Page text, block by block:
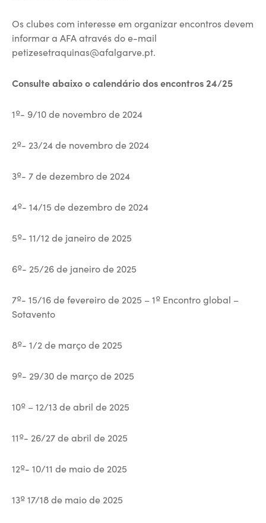
Os clubes com interesse em organizar encontros devem
informar a AFA através do e-mail
petizesetraquinas@afalgarve.pt.
Consulte abaixo o calendário dos encontros 24/25
1º- 9/10 de novembro de 2024
2º- 23/24 de novembro de 2024
3º- 7 de dezembro de 2024
4º- 14/15 de dezembro de 2024
5º- 11/12 de janeiro de 2025
6º- 25/26 de janeiro de 2025
7º- 15/16 de fevereiro de 2025 – 1º Encontro global –
Sotavento
8º- 1/2 de março de 2025
9º- 29/30 de março de 2025
10º – 12/13 de abril de 2025
11º- 26/27 de abril de 2025
12º- 10/11 de maio de 2025
13º 17/18 de maio de 2025